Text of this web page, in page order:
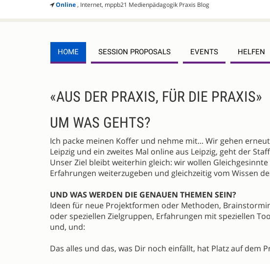
Online, Internet, mppb21 Medienpädagogik Praxis Blog
HOME SESSION PROPOSALS EVENTS HELFEN
DESCRIPTION
«AUS DER PRAXIS, FÜR DIE PRAXIS»
UM WAS GEHTS?
Ich packe meinen Koffer und nehme mit... Wir gehen
Leipzig und ein zweites Mal online aus Leipzig, geht der
Unser Ziel bleibt weiterhin gleich: wir wollen
Erfahrungen weiterzugeben und gleichzeitig vom Wissen
UND WAS WERDEN DIE GENAUEN THEMEN SEIN?
Ideen für neue Projektformen oder Methoden,
oder speziellen Zielgruppen, Erfahrungen mit speziellen
und, und:
Das alles und das, was Dir noch einfällt, hat Platz auf dem